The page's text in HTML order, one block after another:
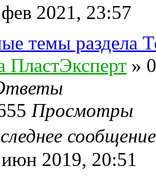
2021, 23:57
темы раздела
ПластЭксперт »
Просмотры
2019, 20:51